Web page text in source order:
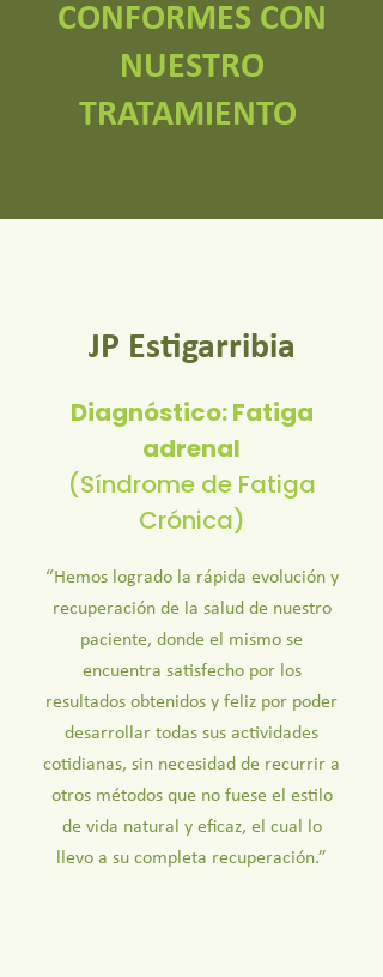
CONFORMES CON
NUESTRO
TRATAMIENTO
JP Estigarribia
Diagnóstico: Fatiga
adrenal
(Síndrome de Fatiga
Crónica)
“Hemos logrado la rápida evolución y
recuperación de la salud de nuestro
paciente, donde el mismo se
encuentra satisfecho por los
resultados obtenidos y feliz por poder
desarrollar todas sus actividades
cotidianas, sin necesidad de recurrir a
otros métodos que no fuese el estilo
de vida natural y eficaz, el cual lo
llevo a su completa recuperación.”